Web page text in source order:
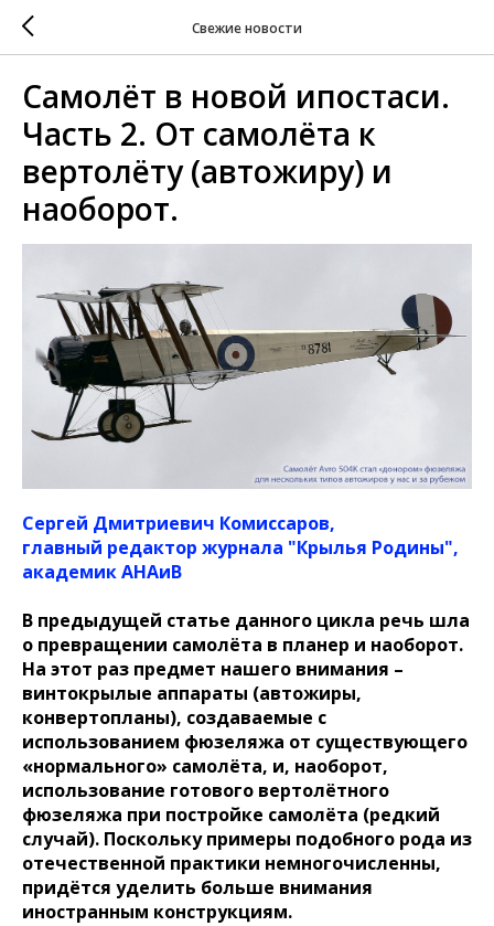
Свежие новости
Самолёт в новой ипостаси.
Часть 2. От самолёта к
вертолёту (автожиру) и
наоборот.
Сергей Дмитриевич Комиссаров,
главный редактор журнала "Крылья Родины",
академик АНАиВ
В предыдущей статье данного цикла речь шла
о превращении самолёта в планер и наоборот.
На этот раз предмет нашего внимания –
винтокрылые аппараты (автожиры,
конвертопланы), создаваемые с
использованием фюзеляжа от существующего
«нормального» самолёта, и, наоборот,
использование готового вертолётного
фюзеляжа при постройке самолёта (редкий
случай). Поскольку примеры подобного рода из
отечественной практики немногочисленны,
придётся уделить больше внимания
иностранным конструкциям.